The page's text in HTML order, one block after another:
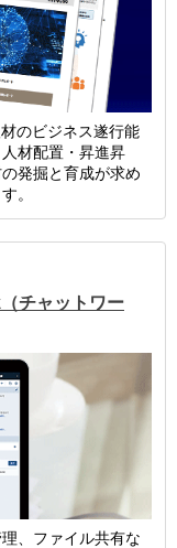
のビジネス遂行能
材配置・昇進昇
発掘と育成が求め
。
チャットワー
、ファイル共有な